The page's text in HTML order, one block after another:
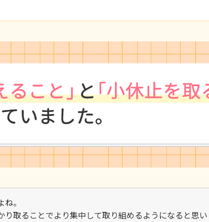
。
り取ることでより集中して取り組めるようになると思